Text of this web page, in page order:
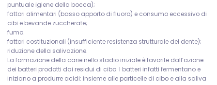
puntuale igiene della bocca);
fattori alimentari (basso apporto di fluoro) e consumo eccessivo di
cibi e bevande zuccherate;
fumo.
fattori costituzionali (insufficiente resistenza strutturale del dente);
riduzione della salivazione.
La formazione della carie nello stadio iniziale è favorite dall’azione
dei batteri prodotti dai residui di cibo. I batteri infatti fermentano e
iniziano a produrre acidi: insieme alle particelle di cibo e alla saliva